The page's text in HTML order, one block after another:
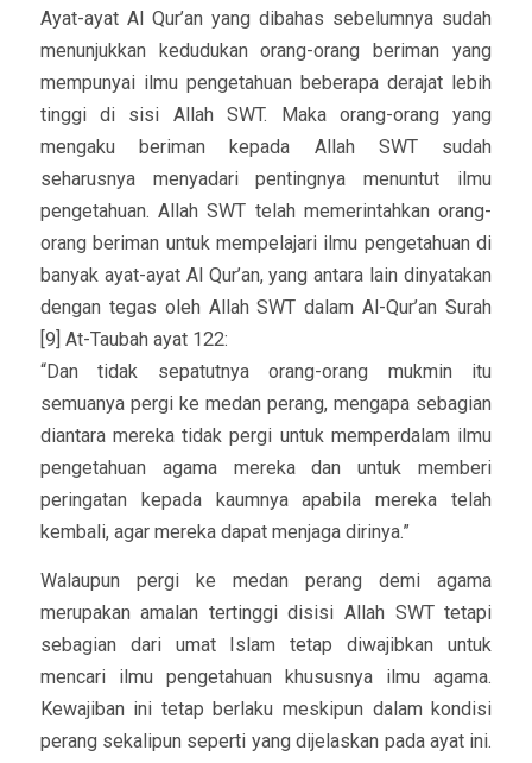
Ayat-ayat Al Qur’an yang dibahas sebelumnya sudah
menunjukkan kedudukan orang-orang beriman yang
mempunyai ilmu pengetahuan beberapa derajat lebih
tinggi di sisi Allah SWT. Maka orang-orang yang
mengaku beriman kepada Allah SWT sudah
seharusnya menyadari pentingnya menuntut ilmu
pengetahuan. Allah SWT telah memerintahkan orang-
orang beriman untuk mempelajari ilmu pengetahuan di
banyak ayat-ayat Al Qur’an, yang antara lain dinyatakan
dengan tegas oleh Allah SWT dalam Al-Qur’an Surah
[9] At-Taubah ayat 122:
“Dan tidak sepatutnya orang-orang mukmin itu
semuanya pergi ke medan perang, mengapa sebagian
diantara mereka tidak pergi untuk memperdalam ilmu
pengetahuan agama mereka dan untuk memberi
peringatan kepada kaumnya apabila mereka telah
kembali, agar mereka dapat menjaga dirinya.”
Walaupun pergi ke medan perang demi agama
merupakan amalan tertinggi disisi Allah SWT tetapi
sebagian dari umat Islam tetap diwajibkan untuk
mencari ilmu pengetahuan khususnya ilmu agama.
Kewajiban ini tetap berlaku meskipun dalam kondisi
perang sekalipun seperti yang dijelaskan pada ayat ini.